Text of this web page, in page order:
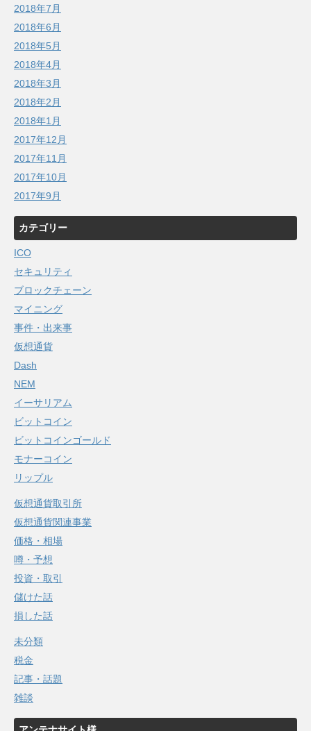
2018年7月
2018年6月
2018年5月
2018年4月
2018年3月
2018年2月
2018年1月
2017年12月
2017年11月
2017年10月
2017年9月
カテゴリー
ICO
セキュリティ
ブロックチェーン
マイニング
事件・出来事
仮想通貨
Dash
NEM
イーサリアム
ビットコイン
ビットコインゴールド
モナーコイン
リップル
仮想通貨取引所
仮想通貨関連事業
価格・相場
噂・予想
投資・取引
儲けた話
損した話
未分類
税金
記事・話題
雑談